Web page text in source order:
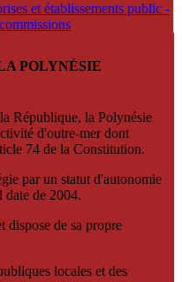
et établissements public -
POLYNÉSIE
République, la Polynésie
d'outre-mer dont
74 de la Constitution.
par un statut d'autonomie
date de 2004.
dispose de sa propre
locales et des